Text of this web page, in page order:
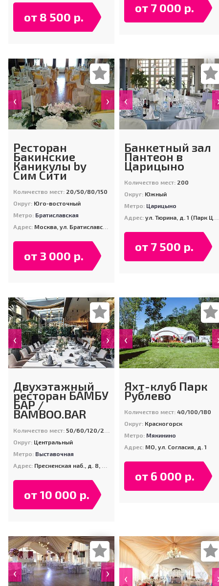
от 8 500 р.
от 7 000 р.
‹ ›
Ресторан
Бакинские
Каникулы by
Сим Сити
Количество мест: 20/50/80/150
Округ: Юго-восточный
Метро: Братиславская
Адрес: Москва, ул. Братиславская, д. 20
от 3 000 р.
‹
Банкетный зал
Пантеон в
Царицыно
Количество мест: 200
Округ: Южный
Метро: Царицыно
Адрес: ул. Тюрина, д. 1 (Парк Царицыно)
от 7 500 р.
‹ ›
Двухэтажный
ресторан БАМБУ
БАР /
BAMBOO.BAR
Количество мест: 50/60/120/200
Округ: Центральный
Метро: Выставочная
Адрес: Пресненская наб., д. 8, стр. 1 (Москва-Сити, Башня Город-Столиц)
от 10 000 р.
‹
Яхт-клуб Парк
Рублево
Количество мест: 40/100/180
Округ: Красногорск
Метро: Мякинино
Адрес: МО, ул. Согласия, д. 1
от 6 000 р.
‹ › ‹